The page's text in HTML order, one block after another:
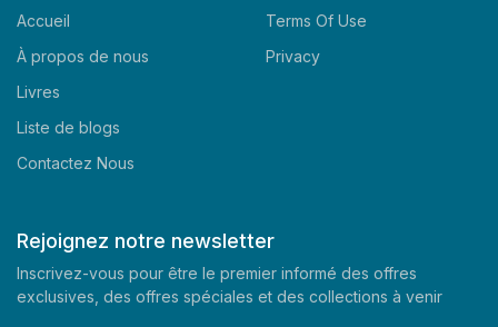
Accueil
À propos de nous
Livres
Liste de blogs
Contactez Nous
Terms Of Use
Privacy
Rejoignez notre newsletter
Inscrivez-vous pour être le premier informé des offres
exclusives, des offres spéciales et des collections à venir